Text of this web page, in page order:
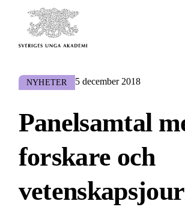
NYHETER 5 december 2018
Panelsamtal
forskare och